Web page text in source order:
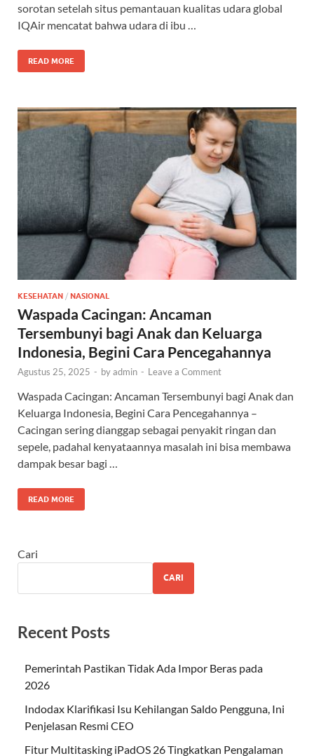
sorotan setelah situs pemantauan kualitas udara global
IQAir mencatat bahwa udara di ibu …
READ MORE
KESEHATAN / NASIONAL
Waspada Cacingan: Ancaman
Tersembunyi bagi Anak dan Keluarga
Indonesia, Begini Cara Pencegahannya
Agustus 25, 2025 - byadmin - Leave a Comment
Waspada Cacingan: Ancaman Tersembunyi bagi Anak dan
Keluarga Indonesia, Begini Cara Pencegahannya –
Cacingan sering dianggap sebagai penyakit ringan dan
sepele, padahal kenyataannya masalah ini bisa membawa
dampak besar bagi …
READ MORE
Cari
CARI
Recent Posts
Pemerintah Pastikan Tidak Ada Impor Beras pada
2026
Indodax Klarifikasi Isu Kehilangan Saldo Pengguna, Ini
Penjelasan Resmi CEO
Fitur Multitasking iPadOS 26 Tingkatkan Pengalaman